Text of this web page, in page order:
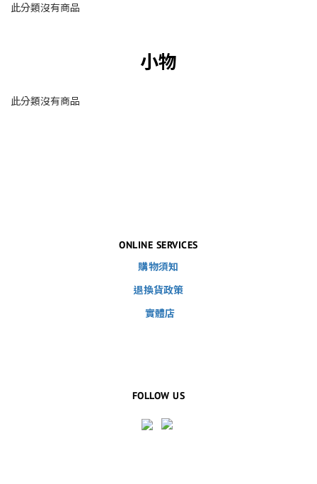
此分類沒有商品
小物
此分類沒有商品
ONLINE SERVICES
購物須知
退換貨政策
實體店
FOLLOW US